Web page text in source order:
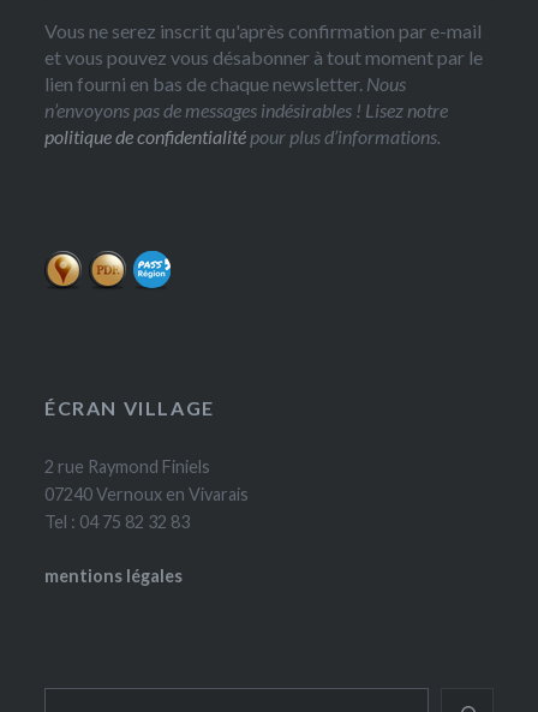
Vous ne serez inscrit qu'après confirmation par e-mail
et vous pouvez vous désabonner à tout moment par le
lien fourni en bas de chaque newsletter. Nous
n’envoyons pas de messages indésirables ! Lisez notre
politique de confidentialité pour plus d’informations.
ÉCRAN VILLAGE
2 rue Raymond Finiels
07240 Vernoux en Vivarais
Tel : 04 75 82 32 83
mentions légales